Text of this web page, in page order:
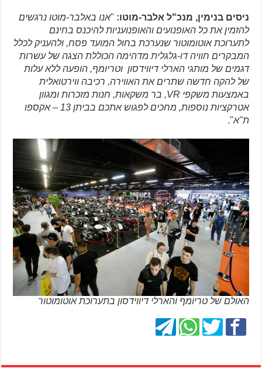
ניסים בנימין, מנכ"ל אלבר-מוטו: "אנו באלבר-מוטו נרגשים
להזמין את כל האופנועים והאופנועניות להיכנס בחינם
לתערוכת אוטומוטור שנערכת בחול המועד פסח, ולהעניק לכלל
המבקרים חוויה דו-גלגלית מדהימה הכוללת הצגה של עשרות
דגמים של מותגי הארלי דיווידסון וטריומף, הופעה ללא עלות
של להקה חדשה שתרים את האווירה, רכיבה ווירטואלית
באמצעות משקפי VR, בר משקאות, חנות מזכרות ומגוון
אטרקציות נוספות, מחכים לפגוש אתכם בביתן 13 – אקספו
ת"א".
האולם של טריומף והארלי דיווידסון בתערוכת אוטומוטור